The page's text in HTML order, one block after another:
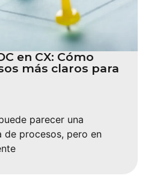
en CX: Cómo
más claros para
parecer una
de procesos, pero en